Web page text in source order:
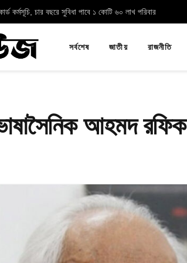
কর্মসূচি, চার বছরে সুবিধা পাবে ১ কোটি ৬০ লাখ পরিবার
সর্বশেষ জাতীয় রাজনীতি
আহমদ রফিক